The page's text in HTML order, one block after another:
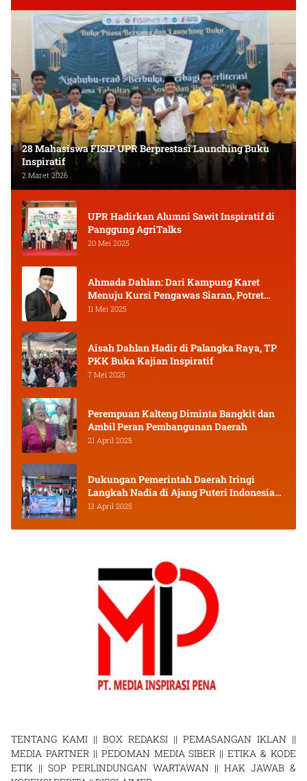
28 Mahasiswa FISIP UPR Berprestasi Launching Buku
Inspiratif
2 Maret 2026
UPR Hadirkan Alumni Sawit Inspiratif di
Panggung AgriTalks
20 Mei 2025
Ahmada Dahlan: Dari Kampung Karet
Menuju Kursi Pengawas Siaran, Potret
Pejuang Muda Kalimantan Tengah
11 Mei 2025
Aisah Dahlan Hadir di Palangka Raya, TP
PKK Buka Kajian Inspiratif
7 Mei 2025
Perempuan Kalteng Diminta Bangkit dan
Ambil Peran Pembangunan Daerah
21 April 2025
Dukungan Pemerintah Daerah Iringi
Langkah Nadia di Ajang Puteri Indonesia
2025
13 April 2025
TENTANG KAMI || BOX REDAKSI || PEMASANGAN IKLAN ||
MEDIA PARTNER || PEDOMAN MEDIA SIBER ||ETIKA & KODE
ETIK || SOP PERLINDUNGAN WARTAWAN || HAK JAWAB &